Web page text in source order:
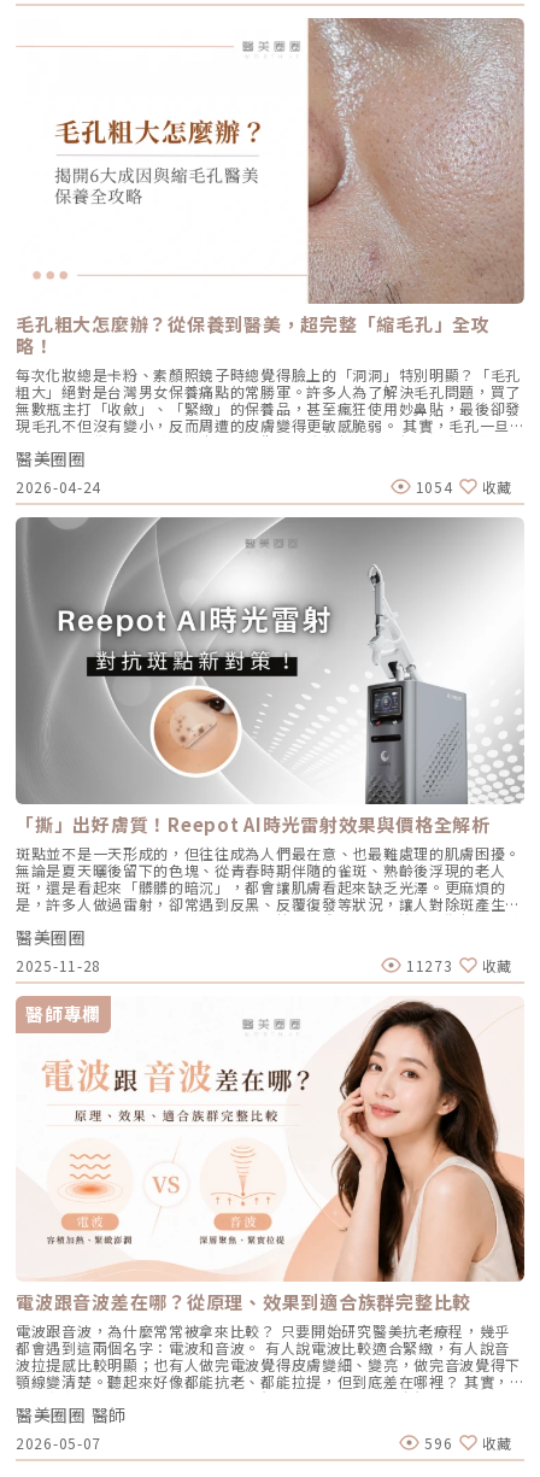
續約3個月左右。隨著時間流逝，皮膚的保濕度與細胞活化功能會逐漸降
低，肌膚質感可能回復至治療前的狀態。加上年齡增長與環境壓力，皮膚細
胞活力下降，因此建議每3至4個月進行一次補打，持續激活肌膚，維持年輕
健康。一項針對40至65歲受試者的研究顯示，接受兩次Profhilo注射（間
隔30天）後，在1個月與4個月的評估中，皮膚彈性與保濕度均有顯著提
升，且效果可維持至少4個月。受試者自我評估亦反映皺紋減少、肌膚更緊
緻，印證持續治療的重要性。（參考來源：Sparavigna et al., 2022）璞
菲洛療程前後注意事項術前： 停止服用抗凝血藥物（如阿斯匹靈、維他命
E） 治療當天避免化妝、飲酒 保持作息規律，避免熬夜與重度壓力術後：
24小時內避免按摩施打部位 三天內避免劇烈運動與三溫暖 一週內避免臉部
熱敷與刺激性護膚產品 建議加強保濕、防曬，幫助效果延長璞菲洛副作用
與風險Profhilo屬於非交聯玻尿酸，不含化學交聯劑，生物相容性極佳，副
作用相對少。常見輕微反應包括： 注射處短暫腫脹、微紅 局部輕微瘀青
（數日內可自行消退） 極少數人可能會有輕微搔癢或壓痛感，通常在數天
內緩解※ 選擇合法診所與原廠授權產品，是避免療程風險最關鍵的因素。
為什麼 Profhilo 成為新一代醫美趨勢？隨著醫美觀念的演變，越來越多人
追求自然、柔和的改善效果，不希望臉部看起來僵硬或過度膨脹。Profhilo
與傳統填充型療程最大的不同，在於它獨特的「重建」式作用。Profhilo
並非單純地填補，而是將高濃度玻尿酸均勻分布於肌膚真皮層，從底層刺激
膠原蛋白與彈力蛋白新生，啟動肌膚的自我修復能力，讓效果柔和自然，能
有效降低傳統填充物可能帶來的異物感，也更貼近肌膚自然老化的邏輯。此
外，Profhilo 完美契合了當前醫美市場「微侵入式」與「預防型保養」的
趨勢。它填補了日常保養品與侵入式手術之間的空缺，不需像肉毒桿菌那樣
限制表情，也不需要像手術拉皮那樣漫長的恢復期。對於生活忙碌、注重效
率的現代人來說，這讓它更容易被接受，成為許多人延緩老化、提升膚質的
首選。臨床案例分享以下為原廠提供的實際案例，透過Profhilo逆時針療
程，觀察治療前後肌膚狀態的變化，供大家參考了解療程效果。璞菲洛
Profhilo常見Q&AQ1：PROFHILO和水光療程有什麼差別？ 水光著重在肌
膚表層補水，讓皮膚變得水嫩透亮；而PROFHILO作用層次更深，不只補
水，還能活化膠原蛋白、彈力蛋白等細胞修復，提升整體彈性與緊緻度。它
的特點是透過穩定擴散來刺激肌膚自我修復，不靠刺激或破壞，適合想全面
改善膚況的人。Q2：可以和電波、音波等療程搭配嗎？ 可與電波、音波等
療程搭配使用，建議間隔約兩週，具體施打順序與時間需由醫師評估。電
波、音波術後可加速肌膚修復並延長效果，但需等皮膚完全降溫後再進行
Profhilo療程。施打前請務必諮詢醫師，遵從專業建議安排療程。Q3：璞
菲洛每年需要打幾次？ 一個完整療程通常包含三次施打，前兩次相隔約一
個月，第三次則可在四到六個月後進行。視個人膚況與需求，也可安排後續
加強療程，以延續效果。Q4：頸紋、手部老化也能打嗎？ 可以。Profhilo
在頸部與手背同樣有良好表現，能改善乾紋與鬆弛，是全方位肌膚重建療
程。Q5：是否適合所有膚質？ 大多數人皆可接受，但孕婦、哺乳中女性與
對玻尿酸過敏者不建議施打。Q6：哪些人適合做Profhilo？需要幾歲才能
做？Profhilo適合有初期老化、乾燥或鬆弛困擾的人，通常建議從30歲以後
就可以評估施作。特別推薦給希望改善膚況，又不想讓五官改變或產生膨脹
感的人。Q7：施打Profhilo會很痛嗎？會不會腫？需要修復期嗎？療程過
程簡單快速，使用極細針在臉部五個特定位點注射，疼痛感輕微。少數人會
有暫時性紅腫或小腫塊，通常幾小時內可自然消退，不會影響日常活動。
Q8：Profhilo成分天然嗎？會不會引起過敏？Profhilo採用高純度、非動
物來源的玻尿酸，不含常見交聯劑成分，安全性高，過敏反應發生機率非常
低，並獲得歐盟CE安全認證。Profhilo璞菲洛是突破傳統玻尿酸觀念的療
程，不以填充為主，而是提升肌膚自癒力與膚質的「逆時針保養」新選擇。
如果你渴望不影響生活的微創保養，並希望從根本改善膚質，Profhilo 絕
對值得你列入考量。在選擇療程前，務必諮詢專業醫師，評估自身膚況與適
合方案，才能真正達到年輕又自然的理想狀態。選擇合法診所、專業醫師與
原廠產品，是安全變美的不二法門。★溫馨提醒★小編要提醒大家，醫療並
非單純的商業交易，所有的療程都伴隨著風險。因此，作為消費者應該謹慎
選擇合適的醫療方案，以確保安全與健康。
量輸出極為強悍扎實，對某些痛感較敏感的客人來說確實是一大挑戰。但
Ultherapy Prime（美音二代）在 2026 年能被醫美圈推崇，關鍵就在於它
大幅優化了「舒適度」。3.1 減痛技術的優化美音二代優化了能量輸出的波
型與頻率，使熱能釋放更加穩定均勻。在臨床操作中，我發現客人的耐受度
顯著提升，不再需要像早期那樣「痛到想哭」。 見效時間：治療當下因組
織受熱收縮，會有 10-20% 的即時拉提感。真正的巔峰效果會在術後 2–3
個月，隨著膠原蛋白的大量新生，輪廓會日益清晰。 維持時間：在規律的
生活作息下，一次優良的治療效果可維持 12–18 個月。四、 蔡醫師的減齡
處方箋：美音二代的精準佈點很多診所標榜「破千條」的音波，但我始終堅
持：條數不是越多越好，精準度才是關鍵。過多的能量可能造成脂肪萎縮
（臉凹），過少則無感。在辰美學，我會根據每一位客人的臉型厚薄、鬆弛
程度，規劃專屬的能量地圖。以下是 2026 年我常用的建議處方： 施作區
更好的「精緻度」，我常會建議在音波拉提後，搭配再生針（瑞德喜）進行
外輪廓的固定，或是以「混合式填充」補足流失的骨架支撐。這種「由內拉
提、由外固定」的複合思維，才是現代抗老的趨勢。五、 2026 醫美行情與
避坑建議當妳搜尋「美國音波二代價格」時，會發現市場行情落差很大。身
為醫師，我必須提醒大家，費用背後包含的是原廠探頭成本、儀器維護、以
及最重要的「醫師的技術與判讀經驗」。 認明原廠授權：施打前請掃描儀
器與探頭 QR Code，確保非水貨或非法翻新探頭。 選擇認證醫師：音波拉
提需要精準的解剖學知識，只有受過原廠培訓的醫師，才能在「安全邊界
內」將能量發揮到極致。六、 結語：愛美，是為了成就更好的自己我常
說，醫美的意義不在於把妳變成另外一個人，而在於「找回最巔峰狀態的
妳」。看著客人在治療後，重新對鏡子裡的自己露出自信的微笑，那是我身
為醫師最大的成就感。我會運用 Ultherapy Prime 美國音波第二代的精準
技術，結合我對面部結構的美感理解，悉心守護妳每一寸肌膚的張力。如果
您也對輪廓的流失感到焦慮，或者正猶豫哪種療程最適合自己，歡迎預約來
診間，讓我們在一個放鬆、透明的環境下，一起討論出最適合您的減齡計
畫。
全面深入了解 AviClear 戰痘雷射的作用原理、與傳統治療的差異、療程細
節以及真實的術後效果，幫助你評估這項抗痘黑科技是否適合自己。為什麼
痘痘總是反覆發作？看懂萬惡之源「皮脂腺」在認識 AviClear 戰痘雷射之
前，我們必須先了解痘痘（痤瘡）究竟是怎麼形成。青春痘的生成機制主要
包含四大關鍵： 皮脂分泌過盛：受到賀爾蒙、壓力、飲食或基因影響，皮
脂腺製造出過多的油脂。 毛囊角化異常：老廢角質無法正常代謝，與油脂
混合後堵塞毛孔，形成粉刺。 痤瘡桿菌增生：堵塞的無氧毛孔成為痤瘡桿
菌（C. acnes）的溫床，細菌大量繁殖。 發炎反應：細菌代謝物引發免疫
反應，導致紅腫、化膿，形成嚴重的囊腫型或膿皰型痘痘。在這四個環節
中，「皮脂分泌過盛」是啟動後續一連串災難的開關。傳統的治療方式，如
抗生素主要針對殺菌；外用酸類主要針對去角質。唯有口服 A 酸能夠有效抑
制皮脂腺分泌，這也是為什麼口服 A 酸過去被視為治療嚴重痘痘的終極武
器。然而，口服 A 酸伴隨著全身性的副作用。而 AviClear 戰痘雷射的誕
生，就是為了一次解決這個痛點：我們能不能在不吃藥的情況下，精準且長
效地控制皮脂腺？什麼是 AviClear 戰痘雷射？解密 1726nm 的物理奇蹟
AviClear 戰痘雷射是一台利用特定波長光能來治療痤瘡的醫療儀器。它的核
心技術在於突破性的1726nm 波長雷射。1. 為什麼是 1726nm 波長？「專
吃油脂」的標靶治療在雷射醫學中，不同的波長會被不同的目標物（如黑色
素、血紅素、水分）吸收。1726nm 這個波長非常特殊，它在人體組織
中，被皮脂（油脂）吸收的效率，大約是被水分吸收的 2 倍。當 AviClear
的雷射光束打入真皮層時，能量會精準地被富含油脂的「皮脂腺」大量吸
收，進而產生熱能。這些熱能會破壞過度活躍的皮脂腺細胞，變得萎縮、分
泌量大幅下降。當沒有過多的油脂，毛孔就不易堵塞，痤瘡桿菌也失去了生
存的養分，痘痘自然就失去了生長的溫床。2. AviCool™ 藍寶石冷卻系統：
保護表皮，大幅提升舒適度既然要用熱能破壞深層的皮脂腺，表皮會不會被
燙傷？這正是 AviClear 的另一項核心專利。機器配備了專屬的 AviCool™
藍寶石接觸式冷卻系統。在雷射擊發前、擊發中與擊發後，冷卻系統會持續
將表皮溫度維持在安全的低溫狀態。這不僅能防止表皮熱傷害、避免術後反
黑，更大幅降低了療程中的痛感，讓患者在不需要敷麻藥的情況下（視個人
耐受度而定），也能順利完成治療。AviClear 戰痘雷射 vs. 藍雷射與傳統療
法：抗痘金大PK過去我們面對嚴重的青春痘，「吞口服A酸」幾乎是唯一的
終極解方。然而，隨著光電科技的突破，現代的醫美抗痘已經邁入了「精準
破壞皮脂腺」的新紀元。目前市面上討論度最高的兩大抗痘黑科技，分別是
AviClear 戰痘雷射與 CAPRI 藍雷射。雖然兩者都主打不吃藥、從根源控
油，但在波長與作用機制上卻有著根本的差異。我們該如何選擇？它們與傳
統的口服A酸又有什麼不同？以下為您全面解析。頂尖對決：AviClear 戰痘
雷射 vs. CAPRI 藍雷射這兩款都是目前熱門的無藥物抗痘雷射，雖然目標一
致，但「作戰策略」卻截然不同：1. AviClear 戰痘雷射（1726nm）：專
注皮脂腺的「源頭阻斷」作用原理：搭載專利 1726nm 波長，具備極高的
「油脂專一性」，能穿透皮膚精準鎖定並加熱肥大的皮脂腺，使其萎縮。核
心強項：直接從源頭切斷出油量並破壞痘痘的生長環境，主打極長效的抗痘
與控油效果，非常適合追求長期穩定膚況、不想依賴藥物的人。2. CAPRI
藍雷射（1450nm + 450nm）：控油＋殺菌的「雙效複合」作用原理：結
合 1450nm 的熱能來縮減皮脂腺（控油），同時搭配 450nm 藍光直接消
滅表皮的痤瘡桿菌（殺菌）。核心強項：雙管齊下，對於臉上正在急性發
炎、紅腫的痘痘，具有極佳的立即退紅與消炎效果，適合需要快速壓制大面
積發炎的患者。3. 傳統終極武器：口服A酸（Isotretinoin）作用原理：屬
於全身性的系統性治療。它能全面抑制皮脂腺分泌、使皮脂腺萎縮，同時促
進毛囊正常角化，並大幅減少發炎反應與痤瘡桿菌增生。核心強項：能夠一
次打擊痘痘的四大成因，對於嚴重型、結節囊腫型痘痘，或是對其他治療
（包含抗生素、外用藥膏）無效的頑固型痘痘，具有極高的治癒率與長效
性。需注意事項：伴隨較明顯的副作用，最常見包含嘴唇乾裂、皮膚乾燥脫
皮、眼睛乾澀等。此外，孕婦絕對禁用（具致畸胎性），療程期間需配合醫
師定期抽血監測肝功能與血脂，且通常需持續服用數個月至一年以上以達到
標準的累積劑量。CAPRI 藍雷射與 AviClear 戰痘雷射最主要的差異，在於
「雷射波長」與「對油脂的吸收破壞力」。簡單來說，藍雷射主打「控油加
殺菌」的雙效機制，適合用來對付輕中度的痘痘與毛孔粗大問題；而
1726nm 的戰痘雷射則是專為「阻斷皮脂腺」而生，能精準且深度地破壞
出油源頭，因此更適合用來拯救中重度發炎、滿臉油光，以及長年反覆發作
的頑固型痘痘肌。誰最適合打 AviClear 戰痘雷射？如果符合以下任一情
況，AviClear 將會是非常值得評估的投資： 口服藥物恐懼或不適應者：曾
經吃過口服 A 酸但無法忍受乾燥脫皮，或是抽血發現肝指數異常而被迫停藥
的人。 備孕中或哺乳中的女性：口服 A 酸有強烈的致畸胎性，停藥後仍需
避孕一段時間；而戰痘雷射純粹是物理性光電治療，對全身系統無影響（但
孕婦本身基於安全考量，雷射療程前仍須經醫師評估）。 滿臉油光、毛孔
粗大者：即使目前沒有嚴重的發炎痘痘，但深受「中東油田」困擾，希望從
根本減少出油量的人。 作息不正常、壓力型成人痘：針對因為熬夜、壓力
大導致賀爾蒙波動，進而反覆在下巴、兩頰爆發的成人痘，精準破壞皮脂腺
能有效阻斷復發。 深色肌膚患者：過去許多雷射（如脈衝光、某些淨膚雷
射）在深色肌膚上容易引發熱傷害或色素沉澱（反黑）。AviClear 的
1726nm 波長針對的是「油脂」而非「黑色素」，因此適用於 Fitzpatrick
膚色分類的 I 到 VI 型（包含極深色肌膚），安全性極高。AviClear 戰痘雷
射 常見 QA 總整理在決定進行療程前，大家心中難免還有一些疑問。我們
整理了討論度最高的幾個問題：Q1：打 AviClear 戰痘雷射會痛嗎？需要敷
麻藥嗎？A：疼痛度極低，多數患者甚至不需要敷麻藥！怕痛的人有福了！
AviClear 搭載了專利的「AviCool™ 藍寶石冷卻技術」，探頭在雷射擊發的
前、中、後都會持續為肌膚表面降溫。治療過程中，主要會感覺到探頭冰冰
涼涼的，伴隨輕微的溫熱感或是像被橡皮筋輕彈的感覺。相較於傳統雷射或
手工清粉刺的痛楚，整體舒適度大幅提升，輕鬆就能完成療程。Q2：我現
在正在吃口服 A 酸，可以打 AviClear 嗎？A：建議先與主治醫師討論。一
般來說，口服 A 酸會讓皮膚變得比較薄且脆弱。多數醫師會建議在停用口服
A 酸至少 1 到 3 個月後，讓皮膚屏障稍微恢復，再來進行雷射治療會比較
安全。Q3：如果我只有局部（例如下巴）長痘痘，可以只打局部嗎？A：通
常建議「全臉治療」效果最佳。皮脂腺是分佈在全臉的，雖然目前只有下巴
在發炎，但其他區域的皮脂腺可能也處於過度活躍的狀態。全臉均勻施打可
以達到整體控油、預防其他部位未來爆發的效果。當然，醫師在施打時，會
針對正在發炎的嚴重區域特別加強能量。Q4：三次療程結束後，一輩子都
毛孔粗大怎麼辦？從保養到醫美，超完整「縮毛孔」全攻
略！
每次化妝總是卡粉、素顏照鏡子時總覺得臉上的「洞洞」特別明顯？「毛孔
粗大」絕對是台灣男女保養痛點的常勝軍。許多人為了解決毛孔問題，買了
無數瓶主打「收斂」、「緊緻」的保養品，甚至瘋狂使用妙鼻貼，最後卻發
現毛孔不但沒有變小，反而周遭的皮膚變得更敏感脆弱。 其實，毛孔一旦
被撐大，就像是被撐鬆的橡皮筋，光靠日常塗抹保養品是很難「完全逆轉」
的。想要有效改善毛孔粗大，我們必須先搞懂你的毛孔是哪一種「型」，才
能對症下藥！這篇文章將帶你從日常保養到專業醫美療程，全面拯救毛孔粗
大的終極對策。為什麼我的毛孔會變大？揭開毛孔粗大的 6大元兇在探討怎
麼解決之前，我們得先抓出讓毛孔變大的罪魁禍首。毛孔粗大絕對不是單一
原因造成的，通常是以下幾個因素交織而成的結果：1. 【油脂型毛孔】：中
東油田的擴建工程毛孔是皮脂排出的主要通道。當你的皮脂腺天生比較發
達，或是受到氣溫升高、荷爾蒙波動、常吃高油高糖食物影響，導致出油量
大增時，通道就會被迫「擴建」來排出這些大量油脂。2. 【角質型毛孔】：
通道堵塞引發的連鎖反應健康的肌膚會自然代謝老廢角質，但如果代謝異
常，這些廢棄角質就會和皮脂、空氣中的髒污混合在一起，死死地堵塞在毛
孔開口。久而久之，毛孔就像被塞了軟木塞一樣，被越撐越大。3. 【老化型
毛孔】：膠原蛋白流失的初老警報真皮層中的「膠原蛋白」和「彈力蛋白」
就像是撐起毛孔的堅固地基。隨著年齡增長，或是長期不防曬導致的「光老
化」，地基流失、失去支撐力，毛孔邊緣的肌膚就會順著地心引力往下垂。
4. 【缺水型毛孔】：肌膚乾旱造成的表面危機這點常被許多人忽略！當角質
層極度缺水時，毛孔周圍的表皮細胞會像失去水分的蘋果一樣乾癟、萎縮，
無法飽滿排列。在細胞與細胞之間的縫隙變大之下，視覺上毛孔就顯得非常
明顯。5. 【疤痕型毛孔】：手癢硬擠留下的歷史遺跡嚴格來說這已經是「痘
疤」的範疇。過去長了嚴重的發炎性青春痘，或是手癢過度暴力擠壓，導致
真皮層組織嚴重受損。在傷口修復的過程中產生了纖維化拉扯，最終形成不
可逆的凹洞。6. 【蟎蟲型毛孔】：隱形的微小房客在作怪我們的臉上本來就
有共生的「蠕形蟎蟲」，但當免疫力下降、皮脂分泌失衡，或是過度清潔破
壞皮脂膜時，蟎蟲就會大量異常繁殖。牠們會啃食皮脂、進出毛囊，蟲體的
排泄物與屍體會引發毛囊發炎，進而把毛孔撐大。如何從日常居家保養穩住
毛孔不失控？雖然保養品無法讓已經擴大的毛孔完全「縮回」，但正確的居
家保養，能幫助控制毛孔不再進一步擴張，並改善整體膚質的平滑度。1. 溫
和清潔，不過度刺激：選擇胺基酸系等溫和潔顏產品，一天清潔 1～2 次即
可。避免頻繁使用磨砂或強力去角質產品，以減少對皮膚屏障的刺激。2. 適
度使用酸類，幫助代謝角質：對於油脂分泌較旺或粉刺型毛孔，可在醫師或
專業建議下使用酸類保養品： 水楊酸（BHA）：脂溶性，能深入毛孔幫助
油脂代謝，常用於黑頭與粉刺調理。 果酸（AHA，如甘醇酸、乳酸）：主要
作用於表層角質更新，改善肌膚粗糙。 杏仁酸：屬於果酸的一種但兼具親
脂特性，屬較溫和的酸類選擇。3. 抗老成分 A醇（Retinol）：A醇是目前研
究較完整的抗老成分之一，可促進表皮更新，並間接支持膠原蛋白生成，對
於老化型毛孔與膚質粗糙有一定幫助。但 A醇具有刺激性，建議採取低濃
度、循序漸進方式建立耐受。4. 防曬是關鍵保護：紫外線是造成膠原蛋白流
失與肌膚老化的重要因素之一。長期日曬會加速毛孔鬆弛，因此無論晴雨都
應確實做好防曬（塗抹防曬乳或物理性遮蔽）。醫美療程如何精準對抗毛孔
粗大？如果你期待的是肉眼可見的改善幅度，相比起日常保養，專業的醫美
療程通常會是更直接且具效率的選擇之一。隨著醫美科技的不斷進步，針對
不同成因的毛孔問題都有相對應的解方！1. 溫和深層清潔：海菲秀
（HydraFacial）原理：屬於非侵入性的保養。利用專利的負壓水渦流技
術，溫和無痛地吸出毛孔深層的黑頭、白頭粉刺與多餘皮脂，同時導入高濃
度的保濕與抗氧化精華。適合誰：出油粉刺型毛孔、怕痛不敢打雷射、想作
為重要活動前的急救保養者。效果與特色：做完當下皮膚立刻感受到「會呼
吸」的潔淨感，毛孔因為髒污被清空並喝飽水，視覺上會立刻變得細緻，且
無恢復期。2. 光電雷射：皮秒雷射（搭配特殊透鏡）原理：皮秒雷射
（Pico Laser）是目前詢問度最高的縮毛孔療程。核心在於加上了「蜂巢透
鏡」或「聚焦透鏡」。這能在不破壞表皮的情況下，將雷射光束匯聚，在真
皮層產生「空泡效應（LIOB）」。這就像是在皮膚深層進行微小的破壞，
藉此喚醒肌膚的自癒機制，大量刺激膠原蛋白與彈力纖維新生，進而把毛孔
周圍的凹陷給「撐」起來。適合誰：輕中度的老化型毛孔、輕微淺層痘疤、
想同時改善膚色不均與暗沉的人。效果與特色：熱傷害小，術後通常只會紅
腫1~3天，幾乎不影響日常生活。是目前 CP 值極高的定期保養型雷射。3.
重度凹洞救星：UP雷射原理：如果是屬於嚴重的「疤痕/凹洞型毛孔」，皮
秒雷射可能不夠力，這時候就需要汽化型雷射上場。例如 UP雷射
（UltraPulse），它能將能量精準且極深地打入真皮層甚至皮下組織，切斷
硬化的纖維化疤痕組織，進行深層的肌膚重建。適合誰：嚴重的冰鑿型痘
疤、嚴重凹洞型毛孔粗大。效果與特色：效果非常強大且顯著，但相對的
「破壞力」也強。術後會有明顯的點狀結痂、流組織液，恢復期較長（約需
醫美圈圈
2026-04-24 1054 收藏
「撕」出好膚質！Reepot AI時光雷射效果與價格全解析
斑點並不是一天形成的，但往往成為人們最在意、也最難處理的肌膚困擾。
無論是夏天曬後留下的色塊、從青春時期伴隨的雀斑、熟齡後浮現的老人
斑，還是看起來「髒髒的暗沉」，都會讓肌膚看起來缺乏光澤。更麻煩的
是，許多人做過雷射，卻常遇到反黑、反覆復發等狀況，讓人對除斑產生陰
影。 Reepot AI時光雷射（仿單名為「蕾璞釹雅各雷射系統」，衛部醫器輸
字第 037165 號）自 2025 年 7 月上市後便迅速受到關注，被視為色素治
療領域重要新進展。它重新定義了傳統除斑的思維，將以往以熱能為主的
「燒灼式破壞」，轉變為更精準、更可控的「震碎式處理」，再結合 AI 影
像分析與超冷卻保護，使治療不僅更安全、也更貼近現代人追求的舒適與高
效率。對於過去因反黑、修復期長或效果不均而猶豫的族群而言，Reepot
的出現為除斑帶來全新的可能。 這篇文章就帶你理解Reepot 到底怎麼運
作？和你聽過的皮秒、傳統雷射有什麼不同？誰適合做、誰不適合？效果、
術後照護、價格又是多少呢？希望能讓你在做選擇前，有完整且中立的參
考。為什麼斑點這麼難纏？了解色素成因，是選擇療程前最重要的一步許多
人以為斑點只是「曬太陽造成的色塊」，但實際上臉上的每一顆斑，都可能
有不同來源。色素形成的原因多元，深度位置也不相同，因此在治療上自然
不能以單一方式應對。常見的斑點來源包括：一、紫外線長期累積的影響日
曬會刺激黑色素細胞活躍，形成曬斑、雀斑或不均勻暗沉。二、基因與體質
因素有些人天生黑色素細胞較敏感，斑點更容易在年輕時就出現。三、荷爾
蒙波動包含懷孕、避孕藥、壓力、作息不穩等，都可能使色素活躍，例如熟
知的肝斑。四、發炎後色素沉澱（PIH）痘痘、皮膚受傷、過度刺激後，都
可能留下深淺不一的色沉。以上原因造成斑點呈現不同的「深度」「密度」
與「分布」，也使除斑變得不再只是把黑色素擊散這麼簡單。只要能量不
足，改善有限；能量過強，又可能刺激皮膚，造成修復期延長、色素反應，
甚至讓斑點反覆出現。也因為色素問題本身複雜，傳統除斑療程才會讓人覺
得「效果不一定穩定」。要真正提高治療的成功率，關鍵就在於是否能更精
準、穩定地處理不同深度的黑色素，同時降低熱傷害。什麼是 Reepot AI時
光雷射？從技術重新理解除斑Reepot AI時光雷射是一款以 532 nm 綠光為
基礎，並結合 AI 影像分析的智慧型色素雷射，已通過美國 FDA、韓國
KFDA 與台灣 TFDA 核可。它的設計目的，是讓除斑治療更精準、更安全，
也更符合亞洲膚質對低熱傷害的需求。透過AI智慧影像掃描技術，系統能先
辨識斑點的深度與分布，使能量設定更具科學依據。在治療作用上，
Reepot 搭載超低溫冷卻機制，能在能量擊發的同時以低溫保護皮膚，降低
紅腫與熱刺激。其能量原理以機械式震動分散黑色素為主，而非單純依賴高
熱破壞，因此對周邊組織更溫和。簡單來說，它讓除斑從過去較不穩定的模
式，提升為更可控、恢復期更短的療程設計。Reepot 三大核心技術：讓除
斑更精準、安全、穩定在眾多除斑雷射中，Reepot 之所以被視為新一代的
醫美圈圈
2025-11-28 11273 收藏
醫師專欄
電波跟音波差在哪？從原理、效果到適合族群完整比較
電波跟音波，為什麼常常被拿來比較？ 只要開始研究醫美抗老療程，幾乎
都會遇到這兩個名字：電波和音波。 有人說電波比較適合緊緻，有人說音
波拉提感比較明顯；也有人做完電波覺得皮膚變細、變亮，做完音波覺得下
顎線變清楚。聽起來好像都能抗老、都能拉提，但到底差在哪裡？ 其實，
電波和音波最大的差別，不是「哪一個比較厲害」，而是它們使用的能量不
同、作用的層次不同，適合處理的老化問題也不同。 簡單來說： 電波偏向
改善皮膚的鬆、細紋、膚質與緊緻度。 音波偏向改善輪廓的垂、嘴邊肉、
下顎線與深層支撐。 例如：如果把臉比喻成一棟房子，電波比較像是在整
理牆面，讓表面變得更平整、更緊；音波則比較像是在加強地基與支撐結
醫美圈圈 醫師
2026-05-07 596 收藏